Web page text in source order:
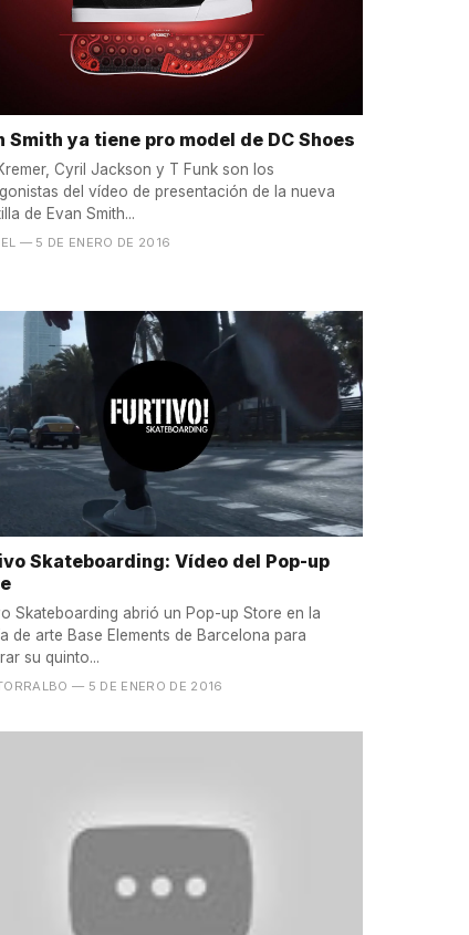
Smith ya tiene pro model de DC Shoes
Cyril Jackson y T Funk son los
del vídeo de presentación de la nueva
de Evan Smith...
— 5 DE ENERO DE 2016
Skateboarding: Vídeo del Pop-up
Skateboarding abrió un Pop-up Store en la
de arte Base Elements de Barcelona para
su quinto...
— 5 DE ENERO DE 2016